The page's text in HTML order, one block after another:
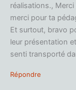
réalisations.,
merci pour ta
Et surtout, bravo
leur présentation
senti transporté
Répondre